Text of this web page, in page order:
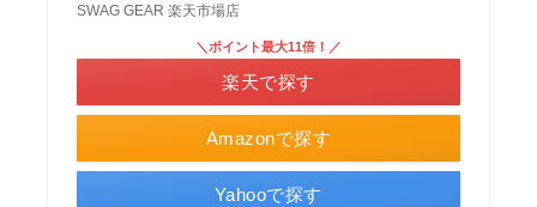
SWAG GEAR 楽天市場店
Amazonで探す
＼ポイント最大11倍！／
楽天で探す
Yahooで探す